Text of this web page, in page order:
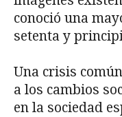
conoció una
setenta y
Una crisis
a los cambios
en la sociedad